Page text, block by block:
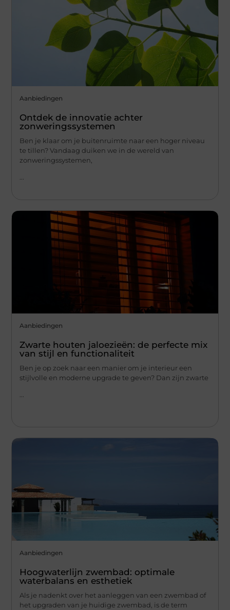
Aanbiedingen
Ontdek de innovatie achter
zonweringssystemen
Ben je klaar om je buitenruimte naar een hoger niveau
te tillen? Vandaag duiken we in de wereld van
zonweringssystemen,
Aanbiedingen
Zwarte houten jaloezieën: de perfecte mix
van stijl en functionaliteit
Ben je op zoek naar een manier om je interieur een
stijlvolle en moderne upgrade te geven? Dan zijn zwarte
...
Aanbiedingen
Hoogwaterlijn zwembad: optimale
waterbalans en esthetiek
Als je nadenkt over het aanleggen van een zwembad of
het upgraden van je huidige zwembad, is de term